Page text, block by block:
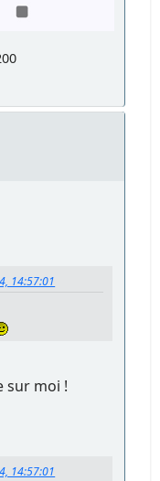
14:57:01
sur moi !
14:57:01